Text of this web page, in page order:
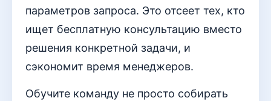
параметров запроса. Это отсеет тех, кто
ищет бесплатную консультацию вместо
решения конкретной задачи, и
сэкономит время менеджеров.
Обучите команду не просто собирать